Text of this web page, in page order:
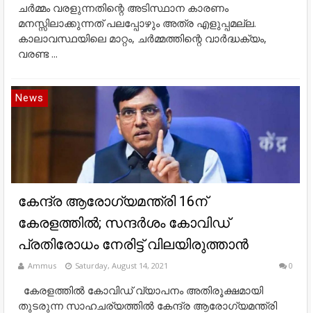
ചര്‍മ്മം വരളുന്നതിന്റെ അടിസ്ഥാന കാരണം
മനസ്സിലാക്കുന്നത് പലപ്പോഴും അത്ര എളുപ്പമല്ല.
കാലാവസ്ഥയിലെ മാറ്റം, ചര്‍മ്മത്തിന്റെ വാര്‍ദ്ധക്യം,
വരണ്ട ...
News
കേന്ദ്ര ആരോ​ഗ്യമന്ത്രി 16ന്
കേരളത്തിൽ; സന്ദർശം കോവിഡ്
പ്രതിരോധം നേരിട്ട് വിലയിരുത്താൻ
Ammus Saturday, August 14, 2021 0
കേരളത്തിൽ കോവിഡ് വ്യാപനം അതിരൂക്ഷമായി
തുടരുന്ന സാഹചര്യത്തിൽ കേന്ദ്ര ആരോ​ഗ്യമന്ത്രി